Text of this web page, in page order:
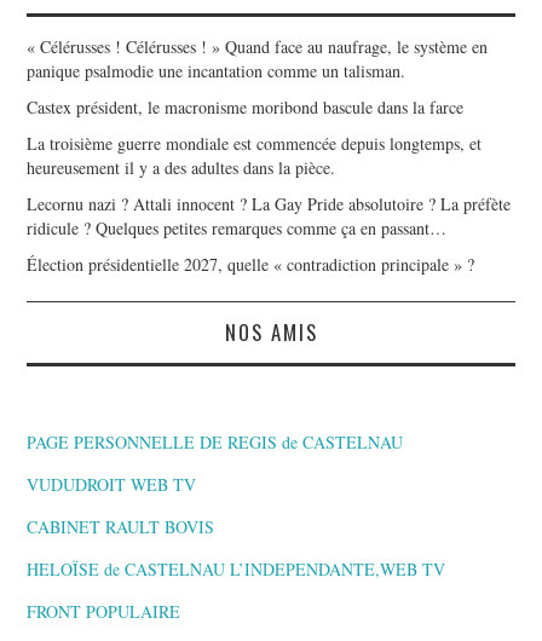
« Célérusses ! Célérusses ! » Quand face au naufrage, le système en
panique psalmodie une incantation comme un talisman.
Castex président, le macronisme moribond bascule dans la farce
La troisième guerre mondiale est commencée depuis longtemps, et
heureusement il y a des adultes dans la pièce.
Lecornu nazi ? Attali innocent ? La Gay Pride absolutoire ? La préfète
ridicule ? Quelques petites remarques comme ça en passant…
Élection présidentielle 2027, quelle « contradiction principale » ?
NOS AMIS
PAGE PERSONNELLE DE REGIS de CASTELNAU
VUDUDROIT WEB TV
CABINET RAULT BOVIS
HELOÏSE de CASTELNAU L’INDEPENDANTE,WEB TV
FRONT POPULAIRE